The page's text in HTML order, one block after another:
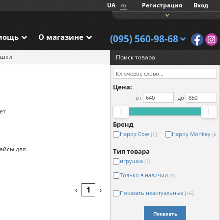
UA ru Регистрация Вход
О магазине (095) 560-98-68
для
‹ 1 ›
Поиск товара
Цена:
от до
Бренд
Happy Cow [1] Happy Monkey [6]
Тип товара
игрушка [7]
Только в наличии [1]
Показать неактуальные [+6]
Показать